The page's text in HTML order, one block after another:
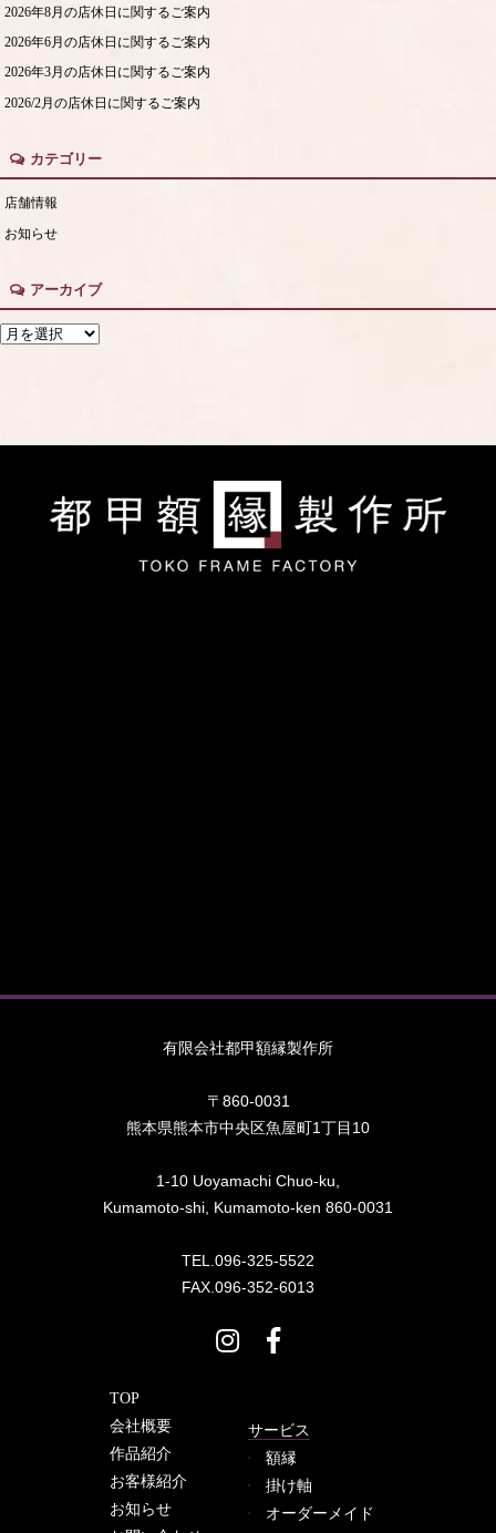
2026年8月の店休日に関するご案内
2026年6月の店休日に関するご案内
2026年3月の店休日に関するご案内
2026/2月の店休日に関するご案内
カテゴリー
店舗情報
お知らせ
アーカイブ
有限会社都甲額縁製作所
〒860-0031
熊本県熊本市中央区魚屋町1丁目10
1-10 Uoyamachi Chuo-ku,
Kumamoto-shi, Kumamoto-ken 860-0031
TEL.096-325-5522
FAX.096-352-6013
TOP
会社概要
作品紹介
お客様紹介
お知らせ
サービス
額縁
掛け軸
オーダーメイド